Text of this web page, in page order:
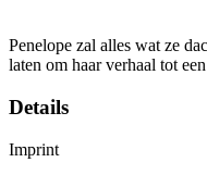
Penelope zal alles wat ze
laten om haar verhaal tot
Details
Imprint